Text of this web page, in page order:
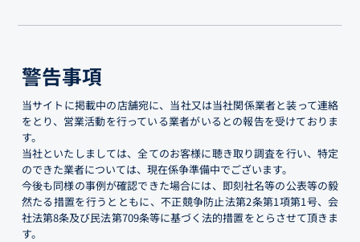
警告事項
当サイトに掲載中の店舗宛に、当社又は当社関係業者と装って連絡
をとり、営業活動を行っている業者がいるとの報告を受けておりま
す。
当社といたしましては、全てのお客様に聴き取り調査を行い、特定
のできた業者については、現在係争準備中でございます。
今後も同様の事例が確認できた場合には、即刻社名等の公表等の毅
然たる措置を行うとともに、不正競争防止法第2条第1項第1号、会
社法第8条及び民法第709条等に基づく法的措置をとらさせて頂きま
す。